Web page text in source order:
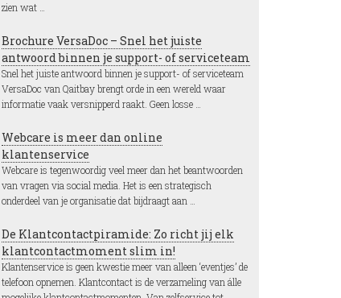
zien wat …
Brochure VersaDoc – Snel het juiste
antwoord binnen je support- of serviceteam
Snel het juiste antwoord binnen je support- of serviceteam
VersaDoc van Qaitbay brengt orde in een wereld waar
informatie vaak versnipperd raakt. Geen losse …
Webcare is meer dan online
klantenservice
Webcare is tegenwoordig veel meer dan het beantwoorden
van vragen via social media. Het is een strategisch
onderdeel van je organisatie dat bijdraagt aan …
De Klantcontactpiramide: Zo richt jij elk
klantcontactmoment slim in!
Klantenservice is geen kwestie meer van alleen ‘eventjes’ de
telefoon opnemen. Klantcontact is de verzameling van álle